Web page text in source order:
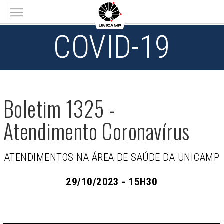
Main menu
COVID-19
Boletim 1325 -
Atendimento Coronavírus
ATENDIMENTOS NA ÁREA DE SAÚDE DA UNICAMP
29/10/2023 - 15H30